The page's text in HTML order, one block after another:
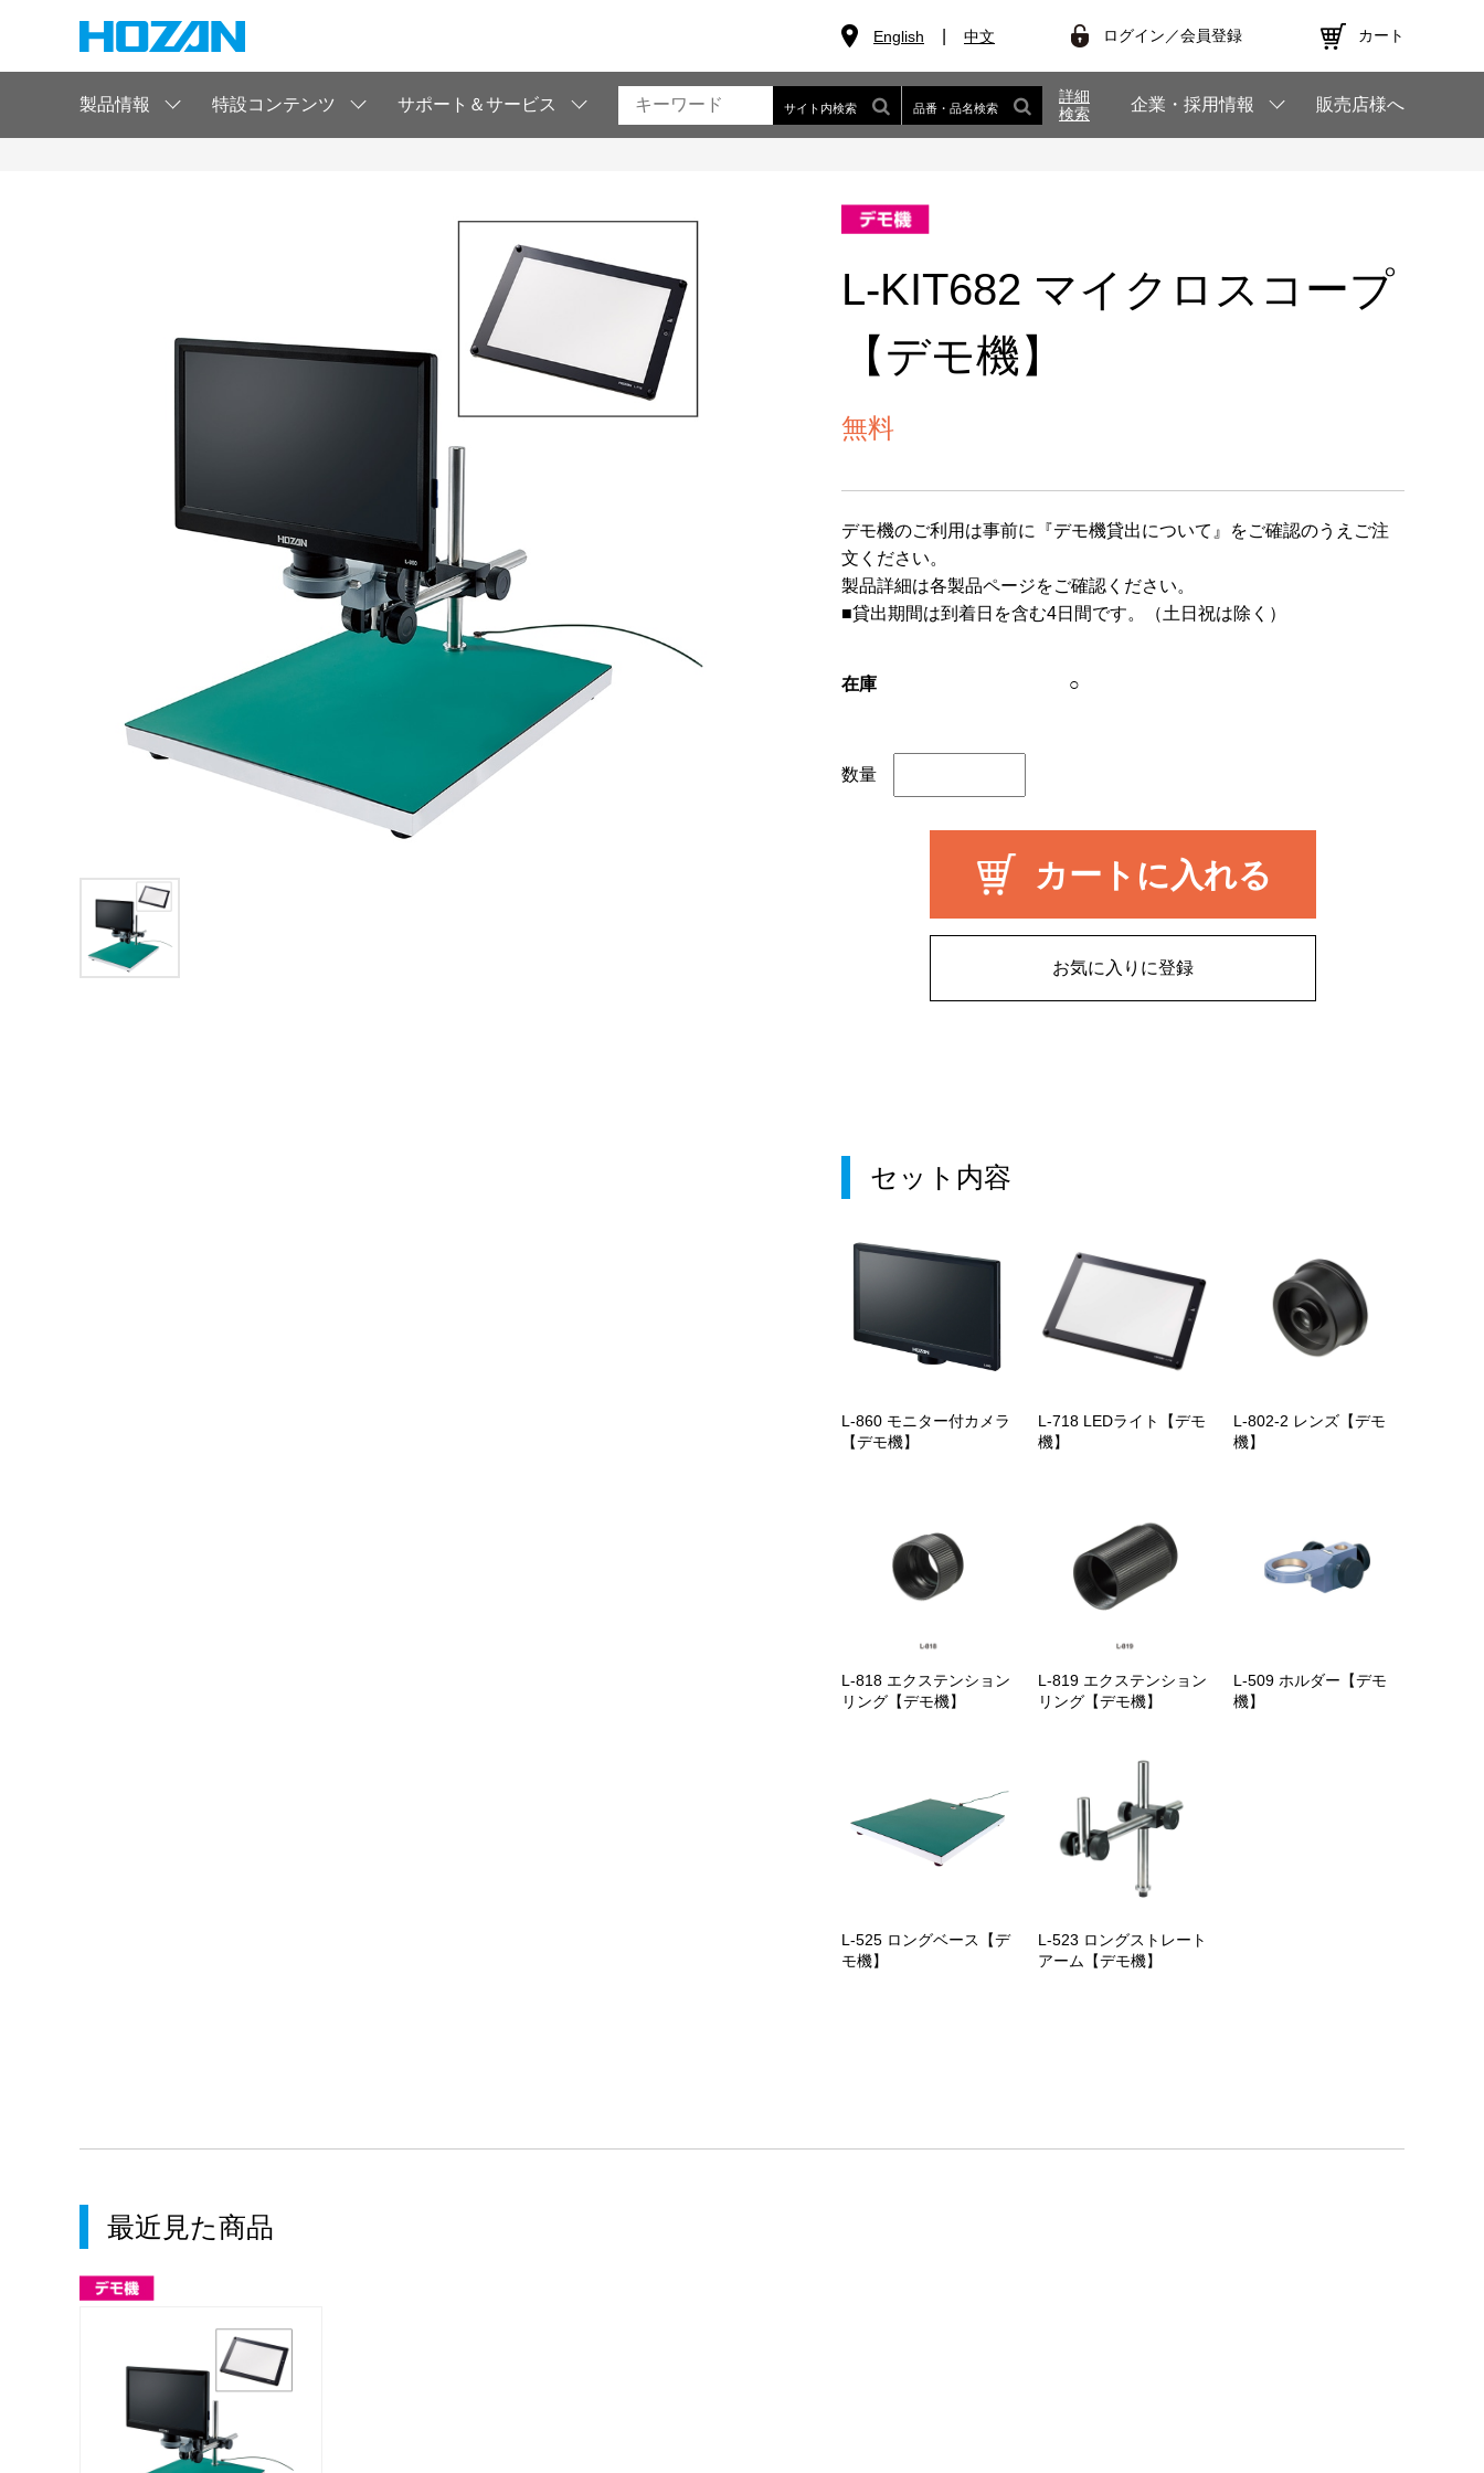
English 中文 ログイン／会員登録 カート
製品情報 特設コンテンツ サポート＆サービス サイト内検索 品番・品名検索
詳細
検索
企業・採用情報 販売店様へ
L-KIT682 マイクロスコープ
【デモ機】
無料
デモ機のご利用は事前に 『デモ機貸出について』
をご確認のうえご注
文ください。
製品詳細は各製品ページをご確認ください。
■貸出期間は到着日を含む4日間です。（土日祝は除く）
在庫 ○
数量
カートに入れる
お気に入りに登録
セット内容
L-860 モニター付カメラ
【デモ機】
L-718 LEDライト【デモ
機】
L-802-2 レンズ【デモ
機】
L-818 エクステンション
リング【デモ機】
L-819 エクステンション
リング【デモ機】
L-509 ホルダー【デモ
機】
L-525 ロングベース【デ
モ機】
L-523 ロングストレート
アーム【デモ機】
最近見た商品